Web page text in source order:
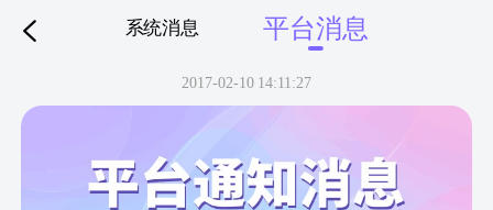
系统消息 平台消息
下拉刷新
2017-02-10 14:11:27